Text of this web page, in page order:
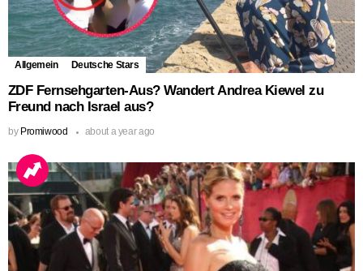
Allgemein Deutsche Stars
ZDF Fernsehgarten-Aus? Wandert Andrea Kiewel zu
Freund nach Israel aus?
by Promiwood about a year ago